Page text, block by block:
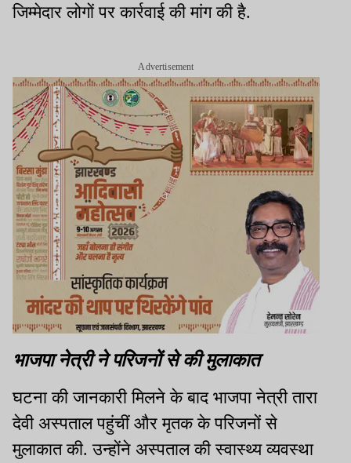
जिम्मेदार लोगों पर कार्रवाई की मांग की है.
Advertisement
भाजपा नेत्री ने परिजनों से की मुलाकात
घटना की जानकारी मिलने के बाद भाजपा नेत्री तारा
देवी अस्पताल पहुंचीं और मृतक के परिजनों से
मुलाकात की. उन्होंने अस्पताल की स्वास्थ्य व्यवस्था